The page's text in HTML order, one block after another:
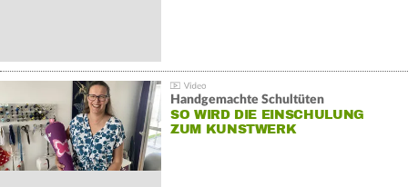
Handgemachte Schultüten
SO WIRD DIE EINSCHULUNG
ZUM KUNSTWERK